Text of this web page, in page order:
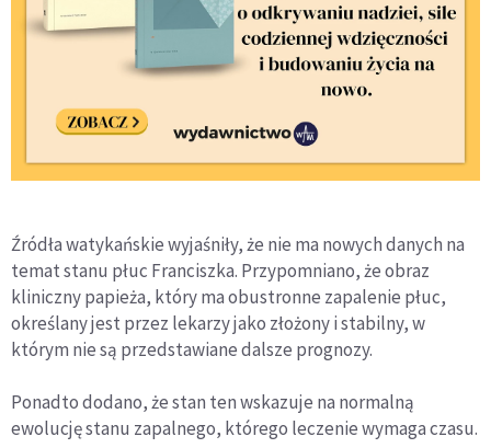
Źródła watykańskie wyjaśniły, że nie ma nowych danych na
temat stanu płuc Franciszka. Przypomniano, że obraz
kliniczny papieża, który ma obustronne zapalenie płuc,
określany jest przez lekarzy jako złożony i stabilny, w
którym nie są przedstawiane dalsze prognozy.
Ponadto dodano, że stan ten wskazuje na normalną
ewolucję stanu zapalnego, którego leczenie wymaga czasu.